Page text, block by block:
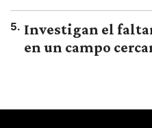
5. Investigan el
en un campo